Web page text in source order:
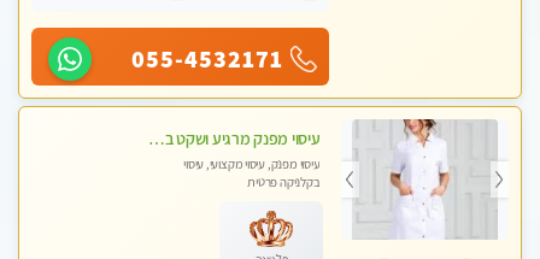
055-4532171
עיסוי מפנק מרגיע ושקט במקום מדהים עיסוי מושקע מאוד
עיסוי מפנק, עיסוי מקצועי, עיסוי
בקלניקה פרטית